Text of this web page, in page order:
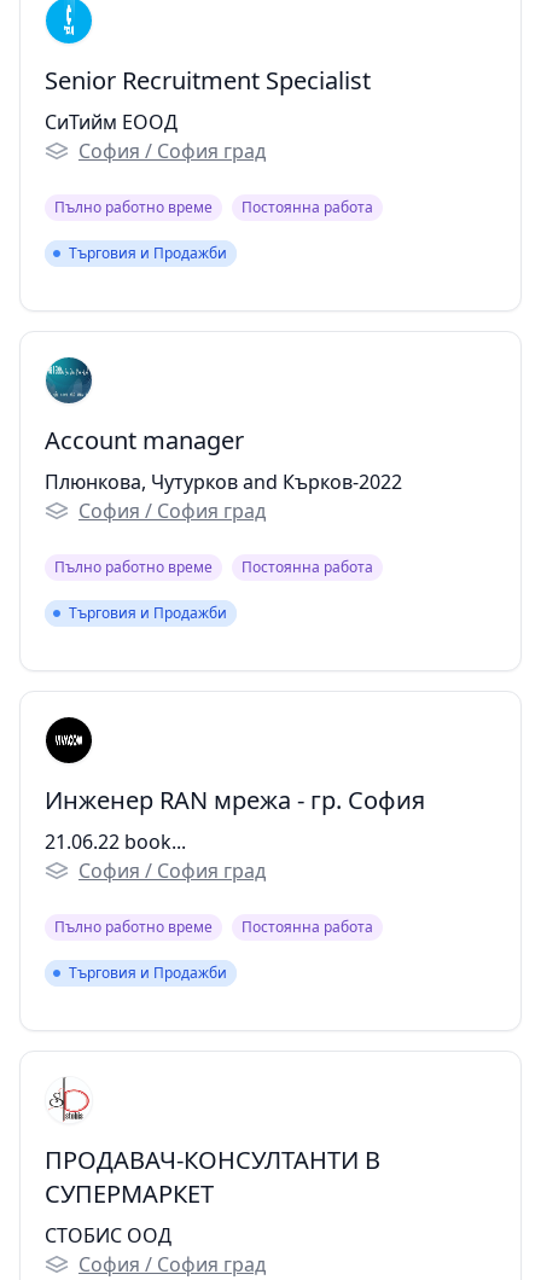
Senior Recruitment Specialist
СиТийм ЕООД
София / София град
Пълно работно време Постоянна работа
Търговия и Продажби
Търговия и Продажби
Account manager
Плюнкова, Чутурков and Кърков-2022
София / София град
Пълно работно време Постоянна работа
Търговия и Продажби
Търговия и Продажби
Инженер RAN мрежа - гр. София
21.06.22 book...
София / София град
Пълно работно време Постоянна работа
Търговия и Продажби
Търговия и Продажби
ПРОДАВАЧ-КОНСУЛТАНТИ В
СУПЕРМАРКЕТ
СТОБИС ООД
София / София град